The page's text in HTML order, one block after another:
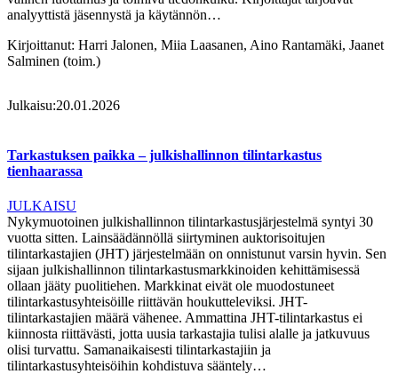
analyyttistä jäsennystä ja käytännön…
Kirjoittanut: Harri Jalonen, Miia Laasanen, Aino Rantamäki, Jaanet
Salminen (toim.)
Julkaisu:20.01.2026
Tarkastuksen paikka – julkishallinnon tilintarkastus
tienhaarassa
JULKAISU
Nykymuotoinen julkishallinnon tilintarkastusjärjestelmä syntyi 30
vuotta sitten. Lainsäädännöllä siirtyminen auktorisoitujen
tilintarkastajien (JHT) järjestelmään on onnistunut varsin hyvin. Sen
sijaan julkishallinnon tilintarkastusmarkkinoiden kehittämisessä
ollaan jääty puolitiehen. Markkinat eivät ole muodostuneet
tilintarkastusyhteisöille riittävän houkutteleviksi. JHT-
tilintarkastajien määrä vähenee. Ammattina JHT-tilintarkastus ei
kiinnosta riittävästi, jotta uusia tarkastajia tulisi alalle ja jatkuvuus
olisi turvattu. Samanaikaisesti tilintarkastajiin ja
tilintarkastusyhteisöihin kohdistuva sääntely…